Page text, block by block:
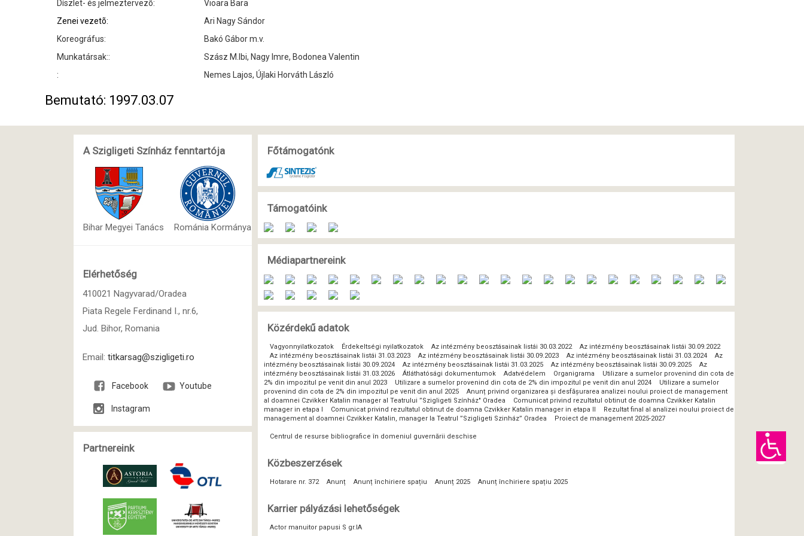
Díszlet- és jelmeztervezõ:
Vioara Bara
Zenei vezetõ:
Ari Nagy Sándor
Koreográfus:
Bakó Gábor m.v.
Munkatársak::
Szász M.Ibi, Nagy Imre, Bodonea Valentin
:
Nemes Lajos, Újlaki Horváth László
Bemutató: 1997.03.07
A Szigligeti Színház fenntartója
Bihar Megyei Tanács Románia Kormánya
Elérhetőség
410021 Nagyvarad/Oradea
Piata Regele Ferdinand I., nr.6,
Jud. Bihor, Romania
Email: titkarsag@szigligeti.ro
Facebook Youtube
Instagram
Partnereink
Főtámogatónk
Támogatóink
Médiapartnereink
Közérdekű adatok
Vagyonnyilatkozatok Érdekeltségi nyilatkozatok Az intézmény beosztásainak listái 30.03.2022
Az intézmény beosztásainak listái 30.09.2022
Az intézmény beosztásainak listái 31.03.2023
Az intézmény beosztásainak listái 30.09.2023 Az intézmény beosztásainak listái 31.03.2024
Az
intézmény beosztásainak listái 30.09.2024
Az intézmény beosztásainak listái 31.03.2025 Az intézmény beosztásainak listái 30.09.2025
Az
intézmény beosztásainak listái 31.03.2026
Átláthatósági dokumentumok Adatvédelem Organigrama
Utilizare a sumelor provenind din cota de
2% din impozitul pe venit din anul 2023
Utilizare a sumelor provenind din cota de 2% din impozitul pe venit din anul 2024
Utilizare a sumelor
provenind din cota de 2% din impozitul pe venit din anul 2025
Anunț privind organizarea și desfășurarea analizei noului proiect de management
al doamnei Czvikker Katalin manager al Teatrului ”Szigligeti Színház" Oradea
Comunicat privind rezultatul obtinut de doamna Czvikker Katalin
manager in etapa I
Comunicat privind rezultatul obtinut de doamna Czvikker Katalin manager in etapa II
Rezultat final al analizei noului proiect de
management al doamnei Czvikker Katalin, manager la Teatrul ”Szigligeti Szinház” Oradea
Proiect de management 2025-2027
Centrul de resurse bibliografice în domeniul guvernării deschise
Közbeszerzések
Hotarare nr. 372 Anunț Anunț închiriere spațiu Anunț 2025 Anunț închiriere spațiu 2025
Karrier pályázási lehetőségek
Actor manuitor papusi S gr.IA